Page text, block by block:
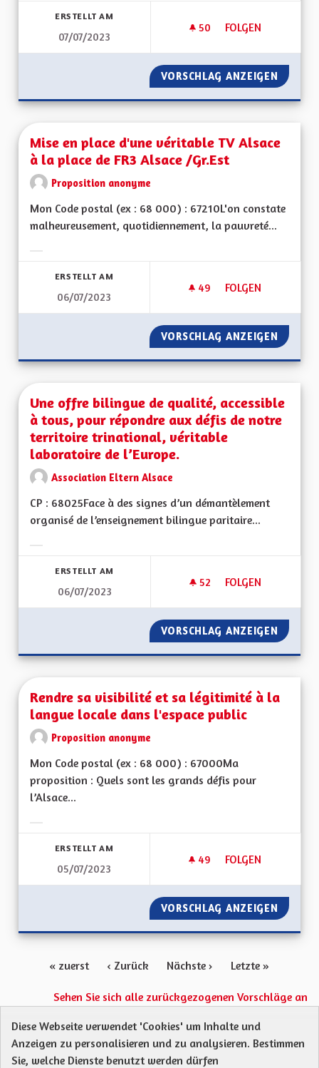
ERSTELLT AM
07/07/2023
50 50 FOLLOWER
FOLGEN
SAUVEGARDER
VORSCHLAG ANZEIGEN
Mise en place d'une véritable TV Alsace
à la place de FR3 Alsace /Gr.Est
Proposition anonyme
Mon Code postal (ex : 68 000) : 67210L'on constate
malheureusement, quotidiennement, la pauvreté...
ERSTELLT AM
06/07/2023
49 49 FOLLOWER
FOLGEN
MISE EN PLACE
VORSCHLAG ANZEIGEN MISE
Une offre bilingue de qualité, accessible
à tous, pour répondre aux défis de notre
territoire trinational, véritable
laboratoire de l’Europe.
Association Eltern Alsace
CP : 68025Face à des signes d’un démantèlement
organisé de l’enseignement bilingue paritaire...
ERSTELLT AM
06/07/2023
52 52 FOLLOWER
FOLGEN
UNE OFFRE
VORSCHLAG ANZEIGEN UNE
Rendre sa visibilité et sa légitimité à la
langue locale dans l'espace public
Proposition anonyme
Mon Code postal (ex : 68 000) : 67000Ma
proposition : Quels sont les grands défis pour
l’Alsace...
ERSTELLT AM
05/07/2023
49 49 FOLLOWER
FOLGEN
RENDRE SA
VORSCHLAG ANZEIGEN
« zuerst ‹ Zurück Nächste › Letzte »
Sehen Sie sich alle zurückgezogenen Vorschläge an
Protection des Données
Charte de contribution
Mentions légales
Was sind Gremien?
Diese Webseite verwendet 'Cookies' um Inhalte und
Anzeigen zu personalisieren und zu analysieren. Bestimmen
Sie, welche Dienste benutzt werden dürfen